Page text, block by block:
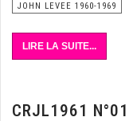
JOHN LEVEE 1960-1969
LIRE LA SUITE...
CRJL1961 N°01